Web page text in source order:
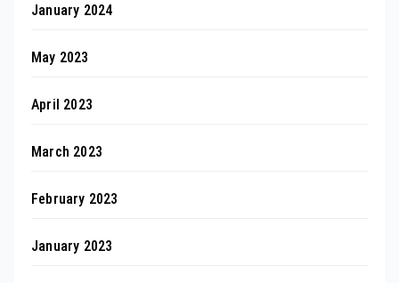
January 2024
May 2023
April 2023
March 2023
February 2023
January 2023